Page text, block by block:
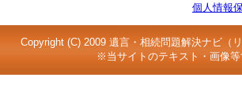
個人情報
Copyright (C) 2009 遺言・相続問題解決ナビ（
※当サイトのテキスト・画像